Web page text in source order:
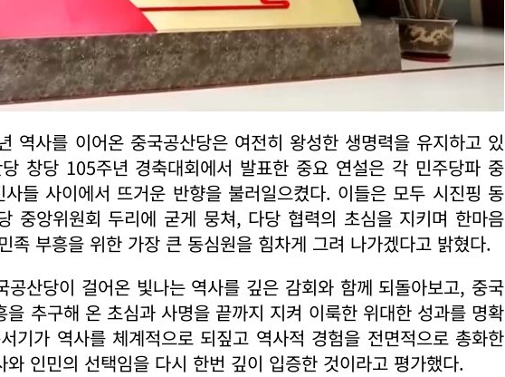
역사를 이어온 중국공산당은 여전히 왕성한 생명력을 유지하고 있
창당 105주년 경축대회에서 발표한 중요 연설은 각 민주당파 중
들 사이에서 뜨거운 반향을 불러일으켰다. 이들은 모두 시진핑 동
중앙위원회 두리에 굳게 뭉쳐, 다당 협력의 초심을 지키며 한마음
족 부흥을 위한 가장 큰 동심원을 힘차게 그려 나가겠다고 밝혔다.
공산당이 걸어온 빛나는 역사를 깊은 감회와 함께 되돌아보고, 중국
을 추구해 온 초심과 사명을 끝까지 지켜 이룩한 위대한 성과를 명확
기가 역사를 체계적으로 되짚고 역사적 경험을 전면적으로 총화한
인민의 선택임을 다시 한번 깊이 입증한 것이라고 평가했다.